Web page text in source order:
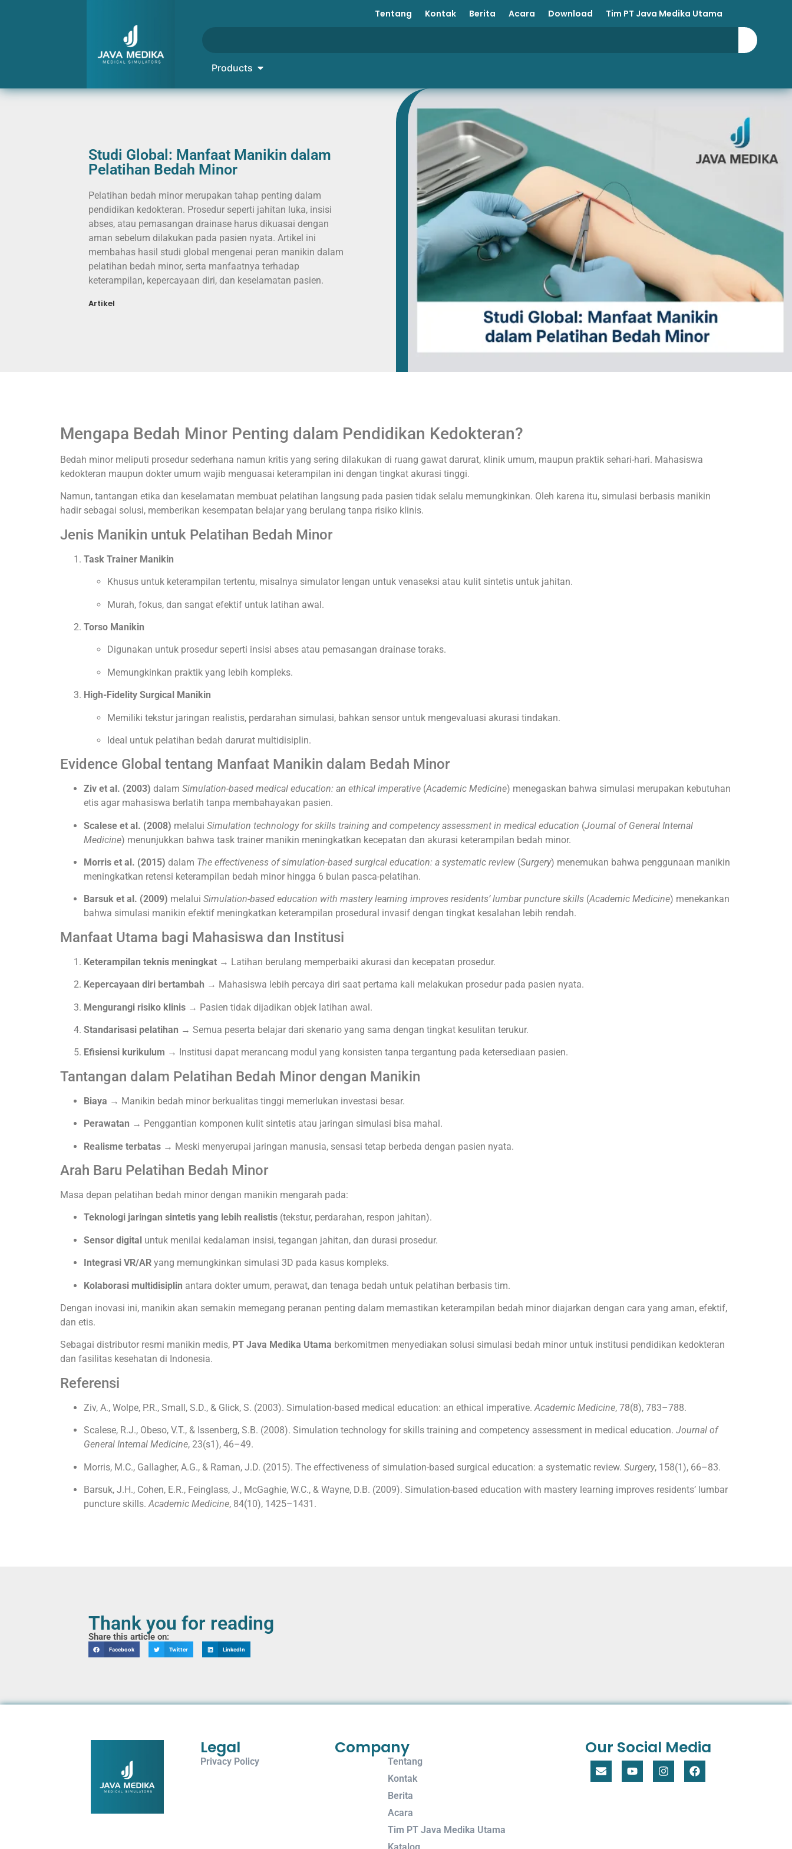
Tentang Kontak Berita Acara Download Tim PT Java Medika Utama
Products
Studi Global: Manfaat Manikin dalam
Pelatihan Bedah Minor
Pelatihan bedah minor merupakan tahap penting dalam
pendidikan kedokteran. Prosedur seperti jahitan luka, insisi
abses, atau pemasangan drainase harus dikuasai dengan
aman sebelum dilakukan pada pasien nyata. Artikel ini
membahas hasil studi global mengenai peran manikin dalam
pelatihan bedah minor, serta manfaatnya terhadap
keterampilan, kepercayaan diri, dan keselamatan pasien.
Artikel
Mengapa Bedah Minor Penting dalam Pendidikan Kedokteran?
Bedah minor meliputi prosedur sederhana namun kritis yang sering dilakukan di ruang gawat darurat, klinik umum, maupun praktik sehari-hari. Mahasiswa
kedokteran maupun dokter umum wajib menguasai keterampilan ini dengan tingkat akurasi tinggi.
Namun, tantangan etika dan keselamatan membuat pelatihan langsung pada pasien tidak selalu memungkinkan. Oleh karena itu, simulasi berbasis manikin
hadir sebagai solusi, memberikan kesempatan belajar yang berulang tanpa risiko klinis.
Jenis Manikin untuk Pelatihan Bedah Minor
Task Trainer Manikin
Khusus untuk keterampilan tertentu, misalnya simulator lengan untuk venaseksi atau kulit sintetis untuk jahitan.
Murah, fokus, dan sangat efektif untuk latihan awal.
Torso Manikin
Digunakan untuk prosedur seperti insisi abses atau pemasangan drainase toraks.
Memungkinkan praktik yang lebih kompleks.
High-Fidelity Surgical Manikin
Memiliki tekstur jaringan realistis, perdarahan simulasi, bahkan sensor untuk mengevaluasi akurasi tindakan.
Ideal untuk pelatihan bedah darurat multidisiplin.
Evidence Global tentang Manfaat Manikin dalam Bedah Minor
Ziv et al. (2003) dalam Simulation-based medical education: an ethical imperative (Academic Medicine) menegaskan bahwa simulasi merupakan kebutuhan
etis agar mahasiswa berlatih tanpa membahayakan pasien.
Scalese et al. (2008) melalui Simulation technology for skills training and competency assessment in medical education (Journal of General Internal
Medicine) menunjukkan bahwa task trainer manikin meningkatkan kecepatan dan akurasi keterampilan bedah minor.
Morris et al. (2015) dalam The effectiveness of simulation-based surgical education: a systematic review (Surgery) menemukan bahwa penggunaan manikin
meningkatkan retensi keterampilan bedah minor hingga 6 bulan pasca-pelatihan.
Barsuk et al. (2009) melalui Simulation-based education with mastery learning improves residents’ lumbar puncture skills (Academic Medicine) menekankan
bahwa simulasi manikin efektif meningkatkan keterampilan prosedural invasif dengan tingkat kesalahan lebih rendah.
Manfaat Utama bagi Mahasiswa dan Institusi
Keterampilan teknis meningkat → Latihan berulang memperbaiki akurasi dan kecepatan prosedur.
Kepercayaan diri bertambah → Mahasiswa lebih percaya diri saat pertama kali melakukan prosedur pada pasien nyata.
Mengurangi risiko klinis → Pasien tidak dijadikan objek latihan awal.
Standarisasi pelatihan → Semua peserta belajar dari skenario yang sama dengan tingkat kesulitan terukur.
Efisiensi kurikulum → Institusi dapat merancang modul yang konsisten tanpa tergantung pada ketersediaan pasien.
Tantangan dalam Pelatihan Bedah Minor dengan Manikin
Biaya → Manikin bedah minor berkualitas tinggi memerlukan investasi besar.
Perawatan → Penggantian komponen kulit sintetis atau jaringan simulasi bisa mahal.
Realisme terbatas → Meski menyerupai jaringan manusia, sensasi tetap berbeda dengan pasien nyata.
Arah Baru Pelatihan Bedah Minor
Masa depan pelatihan bedah minor dengan manikin mengarah pada:
Teknologi jaringan sintetis yang lebih realistis (tekstur, perdarahan, respon jahitan).
Sensor digital untuk menilai kedalaman insisi, tegangan jahitan, dan durasi prosedur.
Integrasi VR/AR yang memungkinkan simulasi 3D pada kasus kompleks.
Kolaborasi multidisiplin antara dokter umum, perawat, dan tenaga bedah untuk pelatihan berbasis tim.
Dengan inovasi ini, manikin akan semakin memegang peranan penting dalam memastikan keterampilan bedah minor diajarkan dengan cara yang aman, efektif,
dan etis.
Sebagai distributor resmi manikin medis, PT Java Medika Utama berkomitmen menyediakan solusi simulasi bedah minor untuk institusi pendidikan kedokteran
dan fasilitas kesehatan di Indonesia.
Referensi
Ziv, A., Wolpe, P.R., Small, S.D., & Glick, S. (2003). Simulation-based medical education: an ethical imperative. Academic Medicine, 78(8), 783–788.
Scalese, R.J., Obeso, V.T., & Issenberg, S.B. (2008). Simulation technology for skills training and competency assessment in medical education. Journal of
General Internal Medicine, 23(s1), 46–49.
Morris, M.C., Gallagher, A.G., & Raman, J.D. (2015). The effectiveness of simulation-based surgical education: a systematic review. Surgery, 158(1), 66–83.
Barsuk, J.H., Cohen, E.R., Feinglass, J., McGaghie, W.C., & Wayne, D.B. (2009). Simulation-based education with mastery learning improves residents’ lumbar
puncture skills.Academic Medicine, 84(10), 1425–1431.
Thank you for reading
Share this article on:
Facebook Twitter LinkedIn
Legal
Privacy Policy
Tentang
Kontak
Berita
Acara
Tim PT Java Medika Utama
Company Our Social Media